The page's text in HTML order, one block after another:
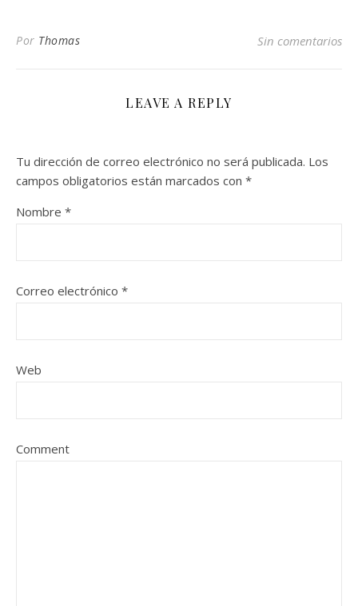
Por Thomas Sin comentarios
LEAVE A REPLY
Tu dirección de correo electrónico no será publicada. Los
campos obligatorios están marcados con *
Nombre *
Correo electrónico *
Web
Comment